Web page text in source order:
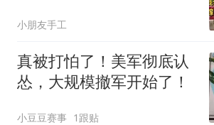
小朋友手工
真被打怕了！美军彻底认
怂，大规模撤军开始了！
小豆豆赛事 1跟贴